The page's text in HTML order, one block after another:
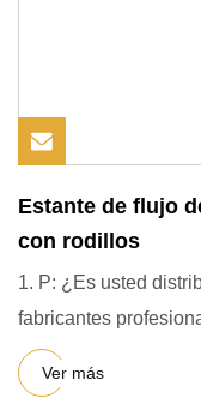
Estante de flujo
con rodillos
1. P: ¿Es usted
fabricantes
Ver más